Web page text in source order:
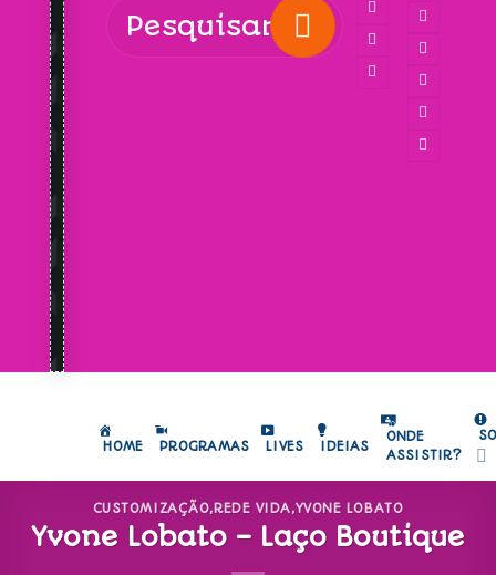
HOME PROGRAMAS LIVES IDEIAS
ONDE
ASSISTIR?
CUSTOMIZAÇÃO,REDE VIDA,YVONE LOBATO
Yvone Lobato – Laço Boutique